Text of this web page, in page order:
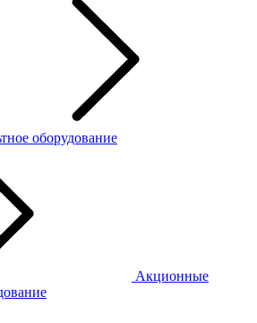
оборудование
Акционные